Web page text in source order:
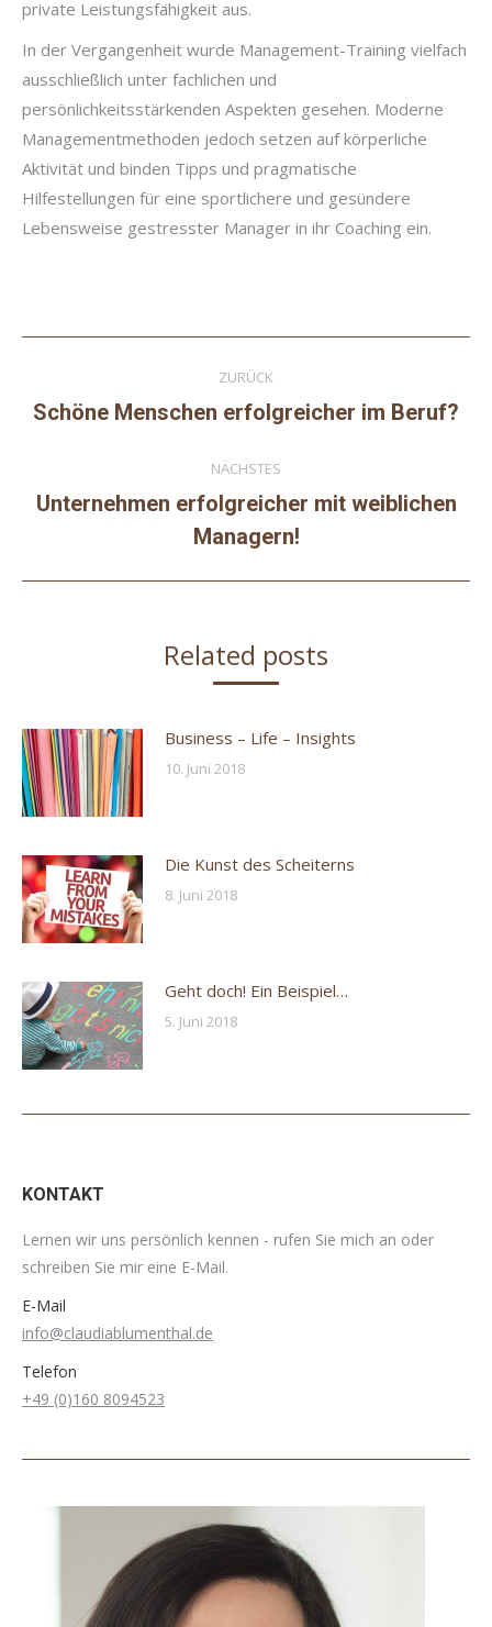
private Leistungsfähigkeit aus.
In der Vergangenheit wurde Management-Training vielfach
ausschließlich unter fachlichen und
persönlichkeitsstärkenden Aspekten gesehen. Moderne
Managementmethoden jedoch setzen auf körperliche
Aktivität und binden Tipps und pragmatische
Hilfestellungen für eine sportlichere und gesündere
Lebensweise gestresster Manager in ihr Coaching ein.
Kommentarnavigation
ZURÜCK
Vorheriger
Schöne Menschen erfolgreicher im Beruf?
NÄCHSTES
Nächster
Beitrag:
Unternehmen erfolgreicher mit weiblichen
Managern!
Related posts
Business – Life – Insights
10. Juni 2018
Die Kunst des Scheiterns
8. Juni 2018
Geht doch! Ein Beispiel…
5. Juni 2018
KONTAKT
Lernen wir uns persönlich kennen - rufen Sie mich an oder
schreiben Sie mir eine E-Mail.
E-Mail
info@claudiablumenthal.de
Telefon
+49 (0)160 8094523